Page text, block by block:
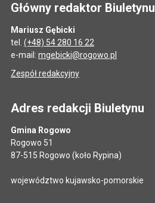
Główny redaktor Biuletynu
Mariusz Gębicki
tel. (+48) 54 280 16 22
e-mail: mgebicki@rogowo.pl
Zespół redakcyjny
Adres redakcji Biuletynu
Gmina Rogowo
Rogowo 51
87-515 Rogowo (koło Rypina)
województwo kujawsko-pomorskie